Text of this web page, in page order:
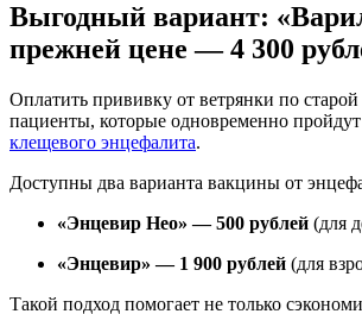
Выгодный вариант:
прежней цене — 4 300
Оплатить прививку от ветрянки по старой
пациенты, которые одновременно пройдут
клещевого энцефалита.
Доступны два варианта вакцины от
«Энцевир Нео» — 500 рублей (для
«Энцевир» — 1 900 рублей (для
Такой подход помогает не только